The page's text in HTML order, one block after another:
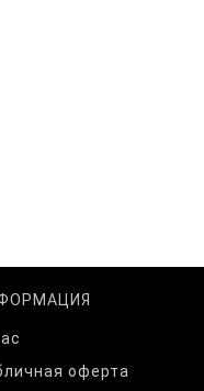
оферта